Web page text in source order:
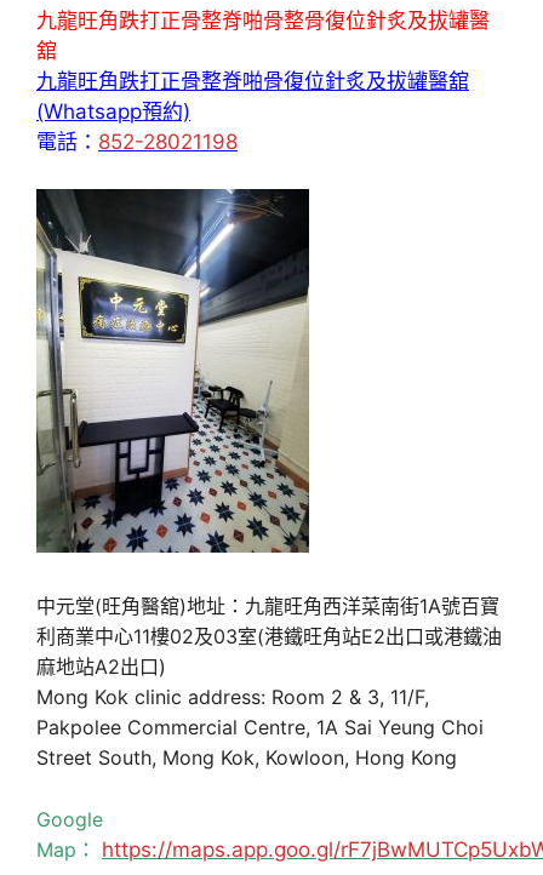
九龍旺角跌打正骨整脊啪骨整骨復位針炙及拔罐醫
舘
九龍旺角跌打正骨整脊啪骨復位針炙及拔罐醫舘
(Whatsapp預約)
電話： 852-28021198
中元堂(旺角醫舘)地址：九龍旺角西洋菜南街1A號百寶
利商業中心11樓02及03室(港鐵旺角站E2出口或港鐵油
麻地站A2出口)
Mong Kok clinic address: Room 2 & 3, 11/F,
Pakpolee Commercial Centre, 1A Sai Yeung Choi
Street South, Mong Kok, Kowloon, Hong Kong
Google
Map： https://maps.app.goo.gl/